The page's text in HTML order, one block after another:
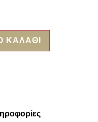
ΚΑΛΆΘΙ